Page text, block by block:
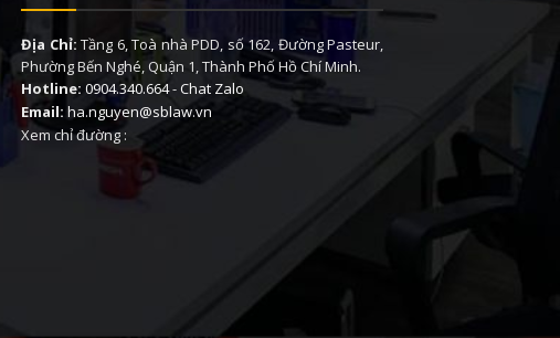
Địa Chỉ: Tầng 6, Toà nhà PDD, số 162, Đường Pasteur,
Phường Bến Nghé, Quận 1, Thành Phố Hồ Chí Minh.
Hotline: 0904.340.664-Chat Zalo
Email: ha.nguyen@sblaw.vn
Xem chỉ đường :